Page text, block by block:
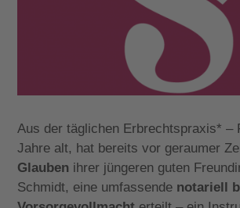
Aus der täglichen Erbrechtspraxis* –
Jahre alt, hat bereits vor geraumer
Glauben ihrer jüngeren guten
Schmidt, eine umfassende notariell